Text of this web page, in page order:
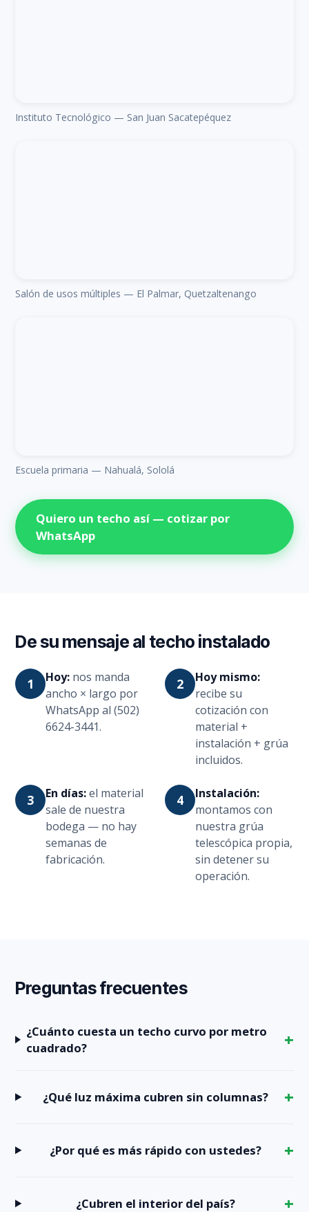
Instituto Tecnológico — San Juan Sacatepéquez
Salón de usos múltiples — El Palmar, Quetzaltenango
Escuela primaria — Nahualá, Sololá
Quiero un techo así — cotizar por
WhatsApp
De su mensaje al techo instalado
1 Hoy: nos manda
ancho × largo por
WhatsApp al (502)
6624-3441.
2
Hoy mismo:
recibe su
cotización con
material +
instalación + grúa
incluidos.
3 En días:el material
sale de nuestra
bodega — no hay
semanas de
fabricación.
4
Instalación:
montamos con
nuestra grúa
telescópica propia,
sin detener su
operación.
Preguntas frecuentes
¿Cuánto cuesta un techo curvo por metro
cuadrado?
¿Qué luz máxima cubren sin columnas?
¿Por qué es más rápido con ustedes?
¿Cubren el interior del país?